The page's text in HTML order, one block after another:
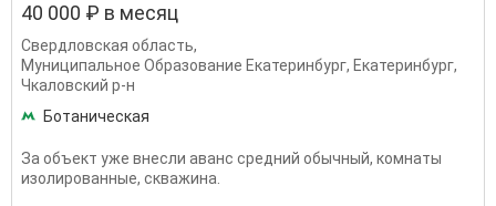
40 000 ₽ в месяц
Свердловская область,
Муниципальное Образование Екатеринбург, Екатеринбург,
Чкаловский р-н
Ботаническая
За объект уже внесли аванс средний обычный, комнаты
изолированные, скважина.